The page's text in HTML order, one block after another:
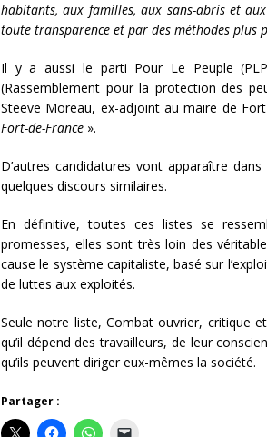
habitants, aux familles, aux sans-abris et
toute transparence et par des méthodes plus
Il y a aussi le parti Pour Le Peuple
(Rassemblement pour la protection des
Steeve Moreau, ex-adjoint au maire de
Fort-de-France ».
D’autres candidatures vont apparaître
quelques discours similaires.
En définitive, toutes ces listes se
promesses, elles sont très loin des
cause le système capitaliste, basé sur
de luttes aux exploités.
Seule notre liste, Combat ouvrier, critique
qu’il dépend des travailleurs, de leur
qu’ils peuvent diriger eux-mêmes la société.
Partager :